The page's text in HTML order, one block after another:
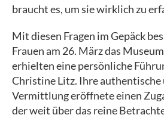
braucht es, um sie wirklich zu
Mit diesen Fragen im Gepäck
Frauen am 26. März das
erhielten eine persönliche
Christine Litz. Ihre authentische
Vermittlung eröffnete einen
der weit über das reine